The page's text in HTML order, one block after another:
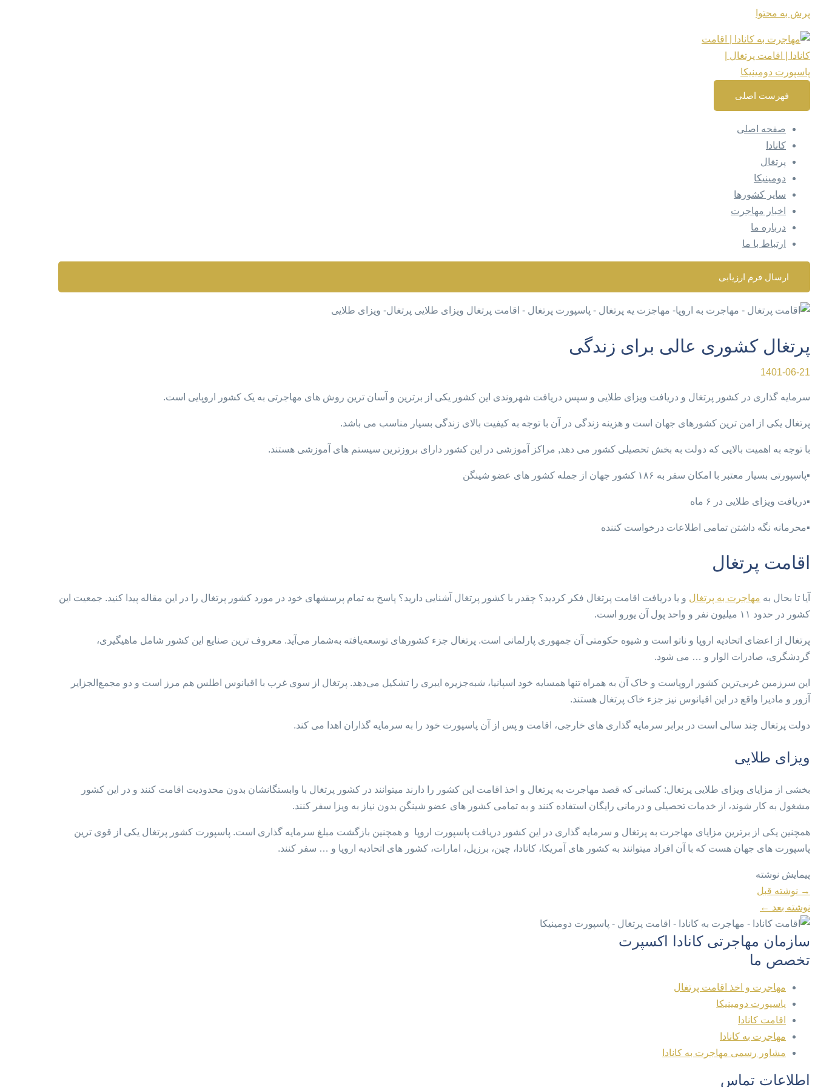
پرش به محتوا
فهرست اصلی
صفحه اصلی
کانادا
پرتغال
دومینیکا
سایر کشورها
اخبار مهاجرت
درباره ما
ارتباط با ما
ارسال فرم ارزیابی
پرتغال کشوری عالی برای زندگی
1401-06-21
سرمایه گذاری در کشور پرتغال و دریافت ویزای طلایی و سپس دریافت شهروندی این کشور یکی از برترین و آسان ترین روش های مهاجرتی به یک کشور اروپایی است.
پرتغال یکی از امن ترین کشورهای جهان است و هزینه زندگی در آن با توجه به کیفیت بالای زندگی بسیار مناسب می باشد.
با توجه به اهمیت بالایی که دولت به بخش تحصیلی کشور می دهد, مراکز آموزشی در این کشور دارای بروزترین سیستم های آموزشی هستند.
▪️پاسپورتی بسیار معتبر با امکان سفر به ۱۸۶ کشور جهان از جمله کشور های عضو شینگن
▪️دریافت ویزای طلایی در ۶ ماه
▪️محرمانه نگه داشتن تمامی اطلاعات درخواست کننده
اقامت پرتغال
آیا تا بحال به مهاجرت به پرتغال و یا دریافت اقامت پرتغال فکر کردید؟ چقدر با کشور پرتغال آشنایی دارید؟ پاسخ به تمام پرسشهای خود در مورد کشور پرتغال را در این مقاله پیدا کنید. جمعیت این
کشور در حدود ۱۱ میلیون نفر و واحد پول آن یورو است.
پرتغال از اعضای اتحادیه اروپا و ناتو است و شیوه حکومتی آن جمهوری پارلمانی است. پرتغال جزء کشورهای توسعه‌یافته به‌شمار می‌آید. معروف ترین صنایع این کشور شامل ماهیگیری،
گردشگری، صادرات الوار و … می شود.
این سرزمین غربی‌ترین کشور اروپاست و خاک آن به همراه تنها همسایه خود اسپانیا، شبه‌جزیره ایبری را تشکیل می‌دهد. پرتغال از سوی غرب با اقیانوس اطلس هم مرز است و دو مجمع‌الجزایر
آزور و مادیرا واقع در این اقیانوس نیز جزء خاک پرتغال هستند.
دولت پرتغال چند سالی است در برابر سرمایه گذاری های خارجی، اقامت و پس از آن پاسپورت خود را به سرمایه گذاران اهدا می کند.
ویزای طلایی
بخشی از مزایای ویزای طلایی پرتغال: کسانی که قصد مهاجرت به پرتغال و اخذ اقامت این کشور را دارند میتوانند در کشور پرتغال با وابستگانشان بدون محدودیت اقامت کنند و در این کشور
مشغول به کار شوند، از خدمات تحصیلی و درمانی رایگان استفاده کنند و به تمامی کشور های عضو شینگن بدون نیاز به ویزا سفر کنند.
همچنین یکی از برترین مزایای مهاجرت به پرتغال و سرمایه گذاری در این کشور دریافت پاسپورت اروپا و همچنین بازگشت مبلغ سرمایه گذاری است. پاسپورت کشور پرتغال یکی از قوی ترین
پاسپورت های جهان هست که با آن افراد میتوانند به کشور های آمریکا، کانادا، چین، برزیل، امارات، کشور های اتحادیه اروپا و … سفر کنند.
پیمایش نوشته
→ نوشته قبل
نوشته بعد ←
سازمان مهاجرتی کانادا اکسپرت
تخصص ما
مهاجرت و اخذ اقامت پرتغال
پاسپورت دومینیکا
اقامت کانادا
مهاجرت به کانادا
مشاور رسمی مهاجرت به کانادا
اطلاعات تماس